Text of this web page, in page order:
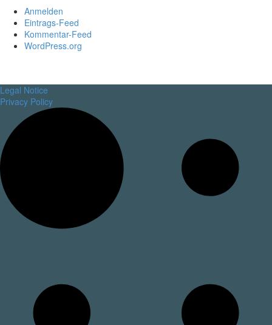
Anmelden
Eintrags-Feed
Kommentar-Feed
WordPress.org
Legal Notice
Privacy Policy